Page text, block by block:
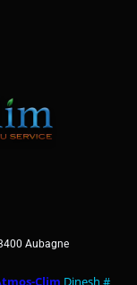
Aubagne
Clim Dinesh #